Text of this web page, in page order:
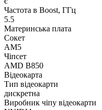
Частота в Boost, ГГц
5.5
Материнська плата
Сокет
AM5
Чіпсет
AMD B850
Відеокарта
Тип відеокарти
дискретна
Виробник чіпу відеокарти